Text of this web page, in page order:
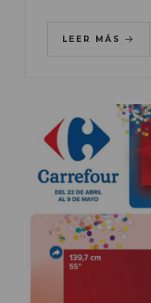
LEER MÁS